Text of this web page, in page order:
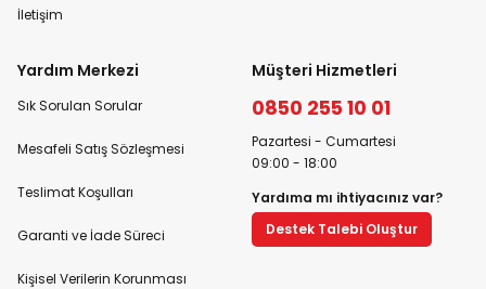
İletişim
Yardım Merkezi
Sık Sorulan Sorular
Mesafeli Satış Sözleşmesi
Teslimat Koşulları
Garanti ve İade Süreci
Kişisel Verilerin Korunması
Müşteri Hizmetleri
0850 255 10 01
Pazartesi - Cumartesi
09:00 - 18:00
Yardıma mı ihtiyacınız var?
Destek Talebi Oluştur